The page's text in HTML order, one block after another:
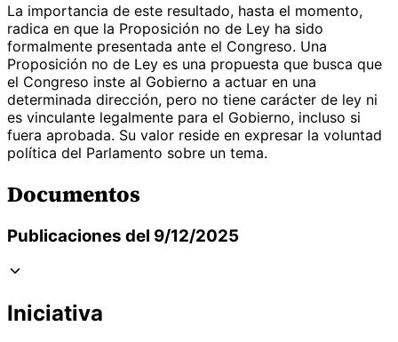
La importancia de este resultado, hasta el momento,
radica en que la Proposición no de Ley ha sido
formalmente presentada ante el Congreso. Una
Proposición no de Ley es una propuesta que busca que
el Congreso inste al Gobierno a actuar en una
determinada dirección, pero no tiene carácter de ley ni
es vinculante legalmente para el Gobierno, incluso si
fuera aprobada. Su valor reside en expresar la voluntad
política del Parlamento sobre un tema.
Documentos
Publicaciones del 9/12/2025
Iniciativa